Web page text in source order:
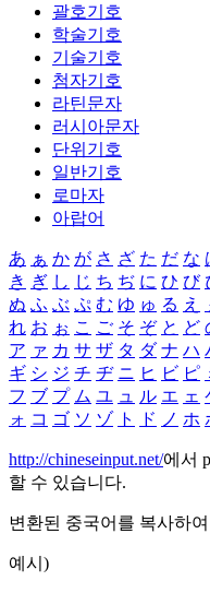
괄호기호
학술기호
기술기호
첨자기호
라틴문자
러시아문자
단위기호
일반기호
로마자
아랍어
あ ぁ か が さ ざ た だ な
き ぎ し じ ち ぢ に ひ び
ぬ ふ ぶ ぷ む ゆ ゅ る え
れ お ぉ こ ご そ ぞ と ど
ア ァ カ サ ザ タ ダ ナ ハ
ギ シ ジ チ ヂ ニ ヒ ビ ピ
フ ブ プ ム ユ ュ ル エ ェ
ォ コ ゴ ソ ゾ ト ド ノ ホ
http://chineseinput.net/에서
할 수 있습니다.
변환된 중국어를 복사하
예시)